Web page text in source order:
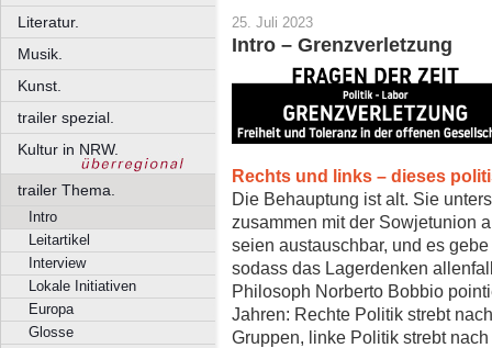
Literatur.
Musik.
Kunst.
trailer spezial.
Kultur in NRW.
trailer Thema.
Intro
Leitartikel
Interview
Lokale Initiativen
Europa
Glosse
25. Juli 2023
Intro – Grenzverletzung
Rechts und links – dieses
Die Behauptung ist alt. Sie
zusammen mit der Sowjetunion
seien austauschbar, und es
sodass das Lagerdenken
Philosoph Norberto Bobbio
Jahren: Rechte Politik strebt
Gruppen, linke Politik strebt nach